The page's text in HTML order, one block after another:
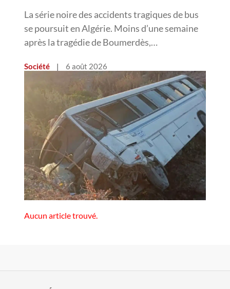
La série noire des accidents tragiques de bus
se poursuit en Algérie. Moins d’une semaine
après la tragédie de Boumerdès,…
Société | 6 août 2026
Aucun article trouvé.